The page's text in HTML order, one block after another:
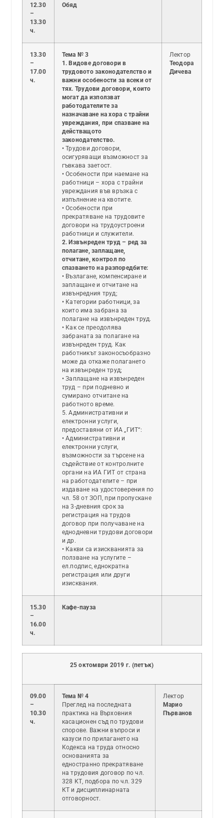
12.30
–
13.30
ч.
Обяд
13.30
–
17.00
ч.
Тема № 3
1. Видове договори в
трудовото законодателство и
важни особености за всеки от
тях. Трудови договори, които
могат да използват
работодателите за
назначаване на хора с трайни
увреждания, при спазване на
действащото
законодателство.
• Трудови договори,
осигуряващи възможност за
гъвкава заетост.
• Особености при наемане на
работници – хора с трайни
увреждания във връзка с
изпълнение на квотите.
• Особености при
прекратяване на трудовите
договори на трудоустроени
работници и служители.
2. Извънреден труд – ред за
полагане, заплащане,
отчитане, контрол по
спазването на разпоредбите:
• Възлагане, компенсиране и
заплащане и отчитане на
извънредния труд;
• Категории работници, за
които има забрана за
полагане на извънреден труд.
• Как се преодолява
забраната за полагане на
извънреден труд. Как
работникът законосъобразно
може да откаже полагането
на извънреден труд;
• Заплащане на извънреден
труд – при подневно и
сумирано отчитане на
работното време.
5. Административни и
електронни услуги,
предоставяни от ИА „ГИТ“:
• Административни и
електронни услуги,
възможности за търсене на
съдействие от контролните
органи на ИА ГИТ от страна
на работодателите – при
издаване на удостоверения по
чл. 58 от ЗОП, при пропускане
на 3-дневния срок за
регистрация на трудов
договор при получаване на
еднодневни трудови договори
и др.
• Какви са изискванията за
ползване на услугите –
ел.подпис, еднократна
регистрация или други
изисквания.
Лектор
Теодора
Дичева
15.30
–
16.00
ч.
Кафе-пауза
25 октомври 2019 г. (петък)
09.00
–
10.30
ч.
Тема № 4
Преглед на последната
практика на Върховния
касационен съд по трудови
спорове. Важни въпроси и
казуси по прилагането на
Кодекса на труда относно
основанията за
едностранно прекратяване
на трудовия договор по чл.
328 КТ, подбора по чл. 329
КТ и дисциплинарната
отговорност.
Лектор
Марио
Първанов